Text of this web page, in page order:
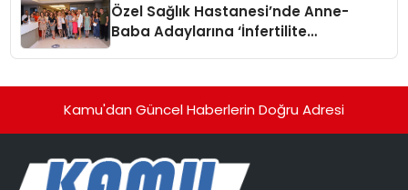
Özel Sağlık Hastanesi’nde Anne-
Baba Adaylarına ‘İnfertilite
Kamu'dan Güncel Haberlerin Doğru Adresi